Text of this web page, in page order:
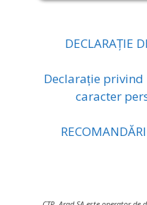
DECLARAȚIE
Declarație
caracter